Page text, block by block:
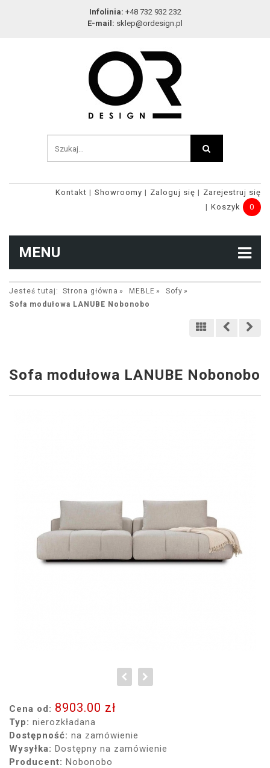
Infolinia: +48 732 932 232
E-mail: sklep@ordesign.pl
Kontakt Showroomy Zaloguj się
Zarejestruj się
Koszyk
0
MENU
Jesteś tutaj: Strona główna MEBLE
Sofy
Sofa modułowa LANUBE Nobonobo
Sofa modułowa LANUBE Nobonobo
Cena od: 8903.00 zł
Typ: nierozkładana
Dostępność: na zamówienie
Wysyłka: Dostępny na zamówienie
Producent: Nobonobo